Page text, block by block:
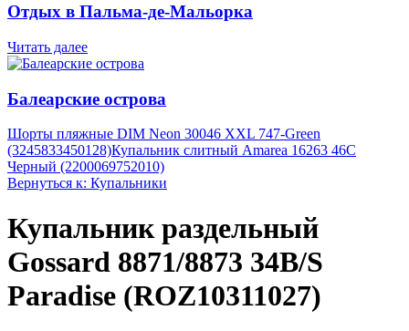
Отдых в Пальма-де-Мальорка
Читать далее
Балеарские острова
Шорты пляжные DIM Neon 30046 XXL 747-Green
(3245833450128)Купальник слитный Amarea 16263 46C
Черный (2200069752010)
Вернуться к: Купальники
Купальник раздельный
Gossard 8871/8873 34B/S
Paradise (ROZ10311027)